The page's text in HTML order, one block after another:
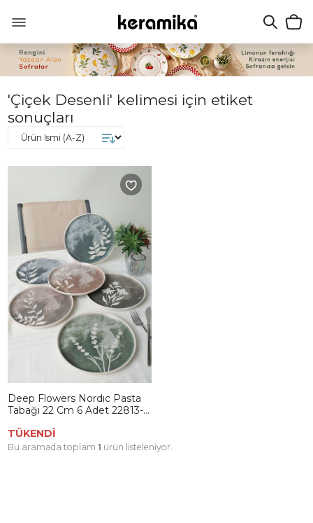
'Çiçek Desenli' kelimesi için etiket
sonuçları
Deep Flowers Nordıc Pasta
Tabağı 22 Cm 6 Adet 22813-
TÜKENDİ
Bu aramada toplam 1 ürün listeleniyor.